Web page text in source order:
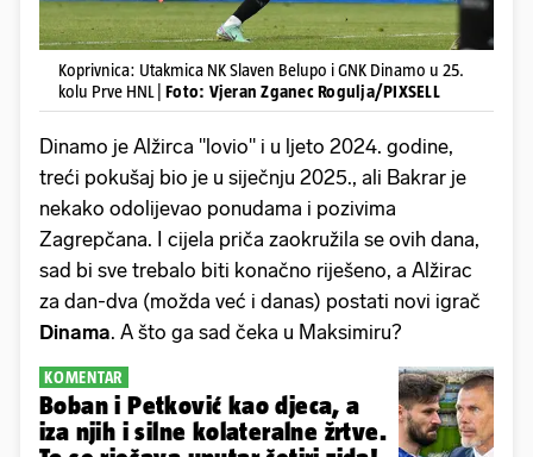
Koprivnica: Utakmica NK Slaven Belupo i GNK Dinamo u 25.
kolu Prve HNL | Foto: Vjeran Zganec Rogulja/PIXSELL
Dinamo je Alžirca "lovio" i u ljeto 2024. godine,
treći pokušaj bio je u siječnju 2025., ali Bakrar je
nekako odolijevao ponudama i pozivima
Zagrepčana. I cijela priča zaokružila se ovih dana,
sad bi sve trebalo biti konačno riješeno, a Alžirac
za dan-dva (možda već i danas) postati novi igrač
Dinama. A što ga sad čeka u Maksimiru?
KOMENTAR
Boban i Petković kao djeca, a
iza njih i silne kolateralne žrtve.